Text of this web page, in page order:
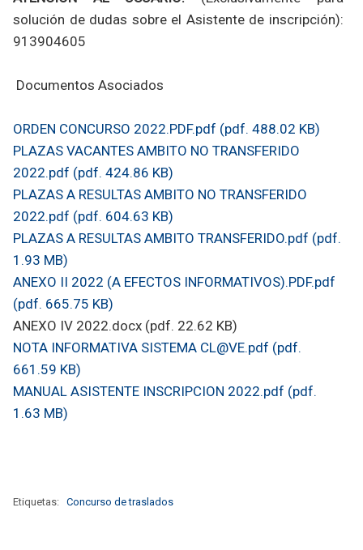
solución de dudas sobre el Asistente de inscripción):
913904605
Documentos Asociados
ORDEN CONCURSO 2022.PDF.pdf (pdf. 488.02 KB)
PLAZAS VACANTES AMBITO NO TRANSFERIDO
2022.pdf (pdf. 424.86 KB)
PLAZAS A RESULTAS AMBITO NO TRANSFERIDO
2022.pdf (pdf. 604.63 KB)
PLAZAS A RESULTAS AMBITO TRANSFERIDO.pdf (pdf.
1.93 MB)
ANEXO II 2022 (A EFECTOS INFORMATIVOS).PDF.pdf
(pdf. 665.75 KB)
ANEXO IV 2022.docx (pdf. 22.62 KB)
NOTA INFORMATIVA SISTEMA CL@VE.pdf (pdf.
661.59 KB)
MANUAL ASISTENTE INSCRIPCION 2022.pdf (pdf.
1.63 MB)
Etiquetas: Concurso de traslados